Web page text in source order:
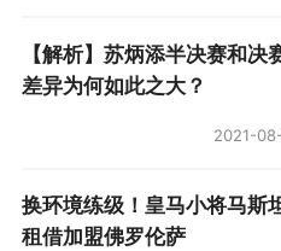
伦特福德，枪手也是在
的。当然问题并没有出
防守对左侧的二次进攻
一次非常舒服的下底传
凌空抽射的配合。
【解析】苏炳添半决赛和决
差异为何如此之大？
2021-
换环境练级！皇马小将马斯
租借加盟佛罗伦萨